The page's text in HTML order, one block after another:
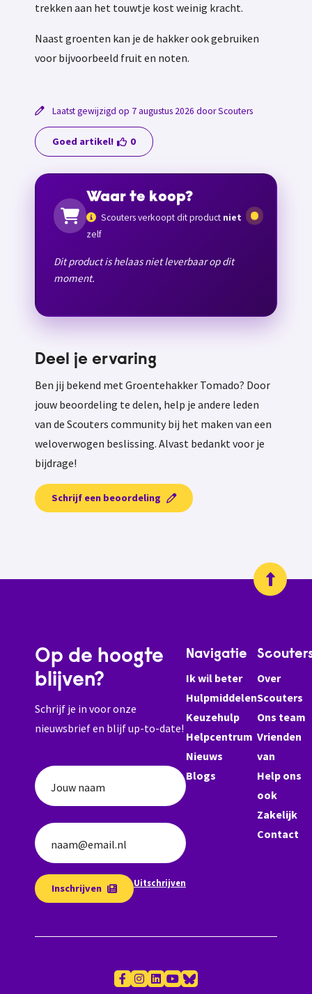
trekken aan het touwtje kost weinig kracht.
Naast groenten kan je de hakker ook gebruiken
voor bijvoorbeeld fruit en noten.
Laatst gewijzigd op 7 augustus 2026 door Scouters
Goed artikel! 0
Waar te koop?
Scouters verkoopt dit product niet
zelf
Dit product is helaas niet leverbaar op dit
moment.
Deel je ervaring
Ben jij bekend met Groentehakker Tomado? Door
jouw beoordeling te delen, help je andere leden
van de Scouters community bij het maken van een
weloverwogen beslissing. Alvast bedankt voor je
bijdrage!
Schrijf een beoordeling
Op de hoogte
blijven?
Schrijf je in voor onze
nieuwsbrief en blijf up-to-date!
Jouw naam
naam@email.nl
Inschrijven Uitschrijven
Navigatie
Ik wil beter
Hulpmiddelen
Keuzehulp
Helpcentrum
Nieuws
Blogs
Over
Scouters
Ons team
Vrienden
van
Help ons
ook
Zakelijk
Contact